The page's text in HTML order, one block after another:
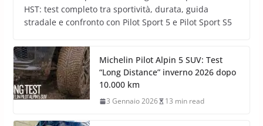
HST: test completo tra sportività, durata, guida
stradale e confronto con Pilot Sport 5 e Pilot Sport S5
Michelin Pilot Alpin 5 SUV: Test
“Long Distance” inverno 2026 dopo
10.000 km
3 Gennaio 2026 13 min read